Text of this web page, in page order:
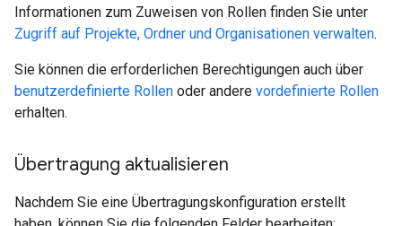
Informationen zum Zuweisen von Rollen finden Sie unter
Zugriff auf Projekte, Ordner und Organisationen verwalten.
Sie können die erforderlichen Berechtigungen auch über
benutzerdefinierte Rollen oder andere vordefinierte Rollen
erhalten.
Übertragung aktualisieren
Nachdem Sie eine Übertragungskonfiguration erstellt